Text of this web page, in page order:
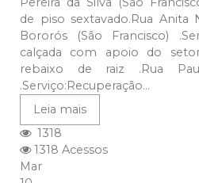
de piso sextavado.Rua Anita
Bororós (São Francisco)
calçada com apoio do
rebaixo de raiz .Rua
.Serviço:Recuperação...
Leia mais
1318
1318 Acessos
Mar